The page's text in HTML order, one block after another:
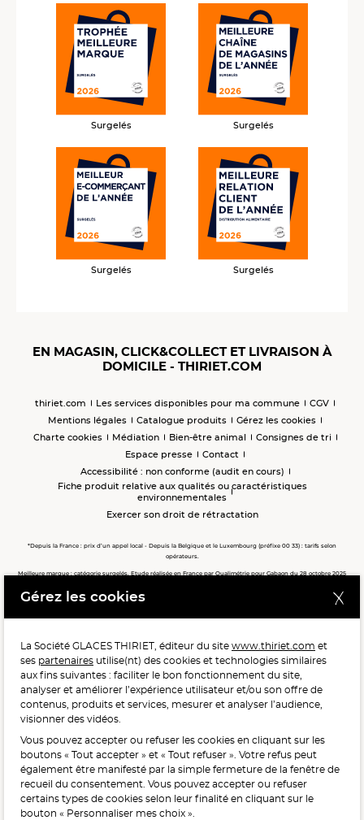
Surgelés Surgelés
Surgelés Surgelés
EN MAGASIN, CLICK&COLLECT ET LIVRAISON À
DOMICILE - THIRIET.COM
thiriet.com Les services disponibles pour ma commune
CGV
Mentions légales
Catalogue produits
Gérez les cookies
Charte cookies
Médiation Bien-être animal
Consignes de tri
Espace presse
Contact
Accessibilité : non conforme (audit en cours)
Fiche produit relative aux qualités ou caractéristiques
environnementales
Exercer son droit de rétractation
*Depuis la France : prix d’un appel local - Depuis la Belgique et le Luxembourg (préfixe 00 33) : tarifs selon
opérateurs.
Meilleure marque : catégorie surgelés. Etude réalisée en France par Qualimétrie pour Gabaon du 28 octobre 2025
Meilleure chaîne de magasins, Meilleur e-commerçant, Meilleure relation clients : catégorie surgelés. Étude
POUR VOTRE SANTÉ, MANGEZ AU MOINS CINQ FRUITS ET
LÉGUMES PAR JOUR.WWW.MANGERBOUGER.FR
L'abus d'alcool est dangereux pour la santé, à consommer
avec modération.
Gérez les cookies
La Société GLACES THIRIET, éditeur du site www.thiriet.com et
ses partenaires utilise(nt) des cookies et technologies similaires
aux fins suivantes : faciliter le bon fonctionnement du site,
analyser et améliorer l’expérience utilisateur et/ou son offre de
contenus, produits et services, mesurer et analyser l’audience,
visionner des vidéos.
Vous pouvez accepter ou refuser les cookies en cliquant sur les
boutons « Tout accepter » et « Tout refuser ». Votre refus peut
également être manifesté par la simple fermeture de la fenêtre de
recueil du consentement. Vous pouvez accepter ou refuser
certains types de cookies selon leur finalité en cliquant sur le
bouton « Personnaliser mes choix ».